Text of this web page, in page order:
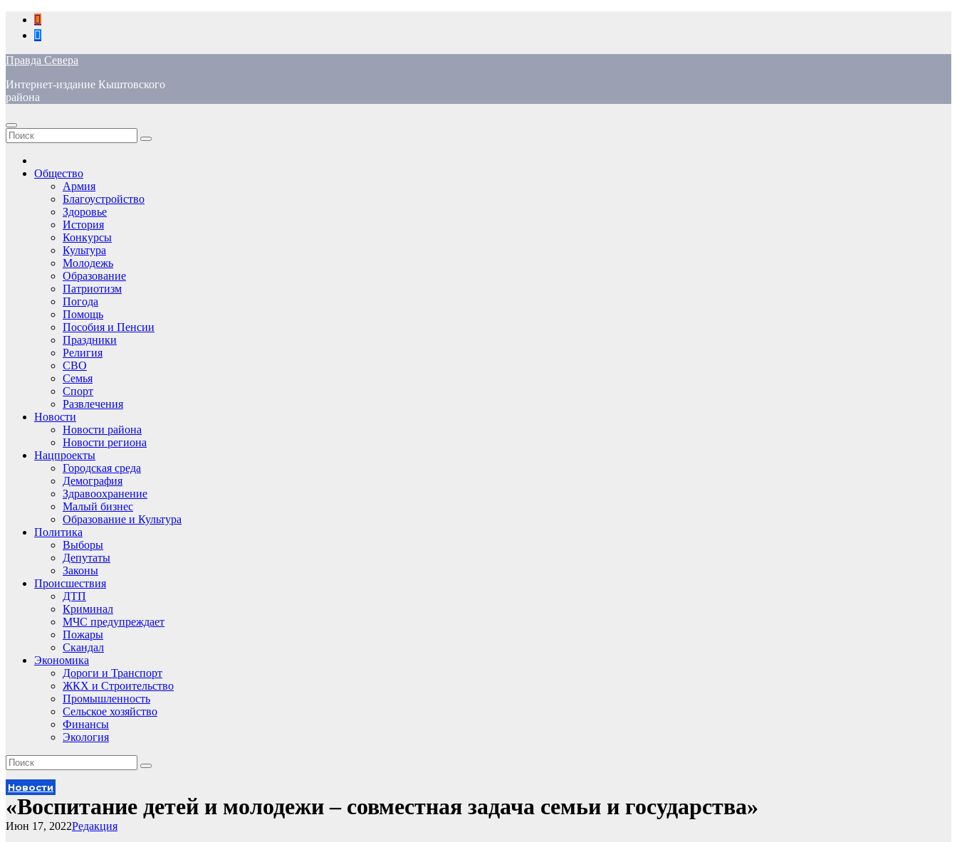
Перейти
содержимому
Правда Севера
Интернет-издание Кыштовского
района
Общество
Армия
Благоустройство
Здоровье
История
Конкурсы
Культура
Молодежь
Образование
Патриотизм
Погода
Помощь
Пособия и Пенсии
Праздники
Религия
СВО
Семья
Спорт
Развлечения
Новости
Новости района
Новости региона
Нацпроекты
Городская среда
Демография
Здравоохранение
Малый бизнес
Образование и Культура
Политика
Выборы
Депутаты
Законы
Происшествия
ДТП
Криминал
МЧС предупреждает
Пожары
Скандал
Экономика
Дороги и Транспорт
ЖКХ и Строительство
Промышленность
Сельское хозяйство
Финансы
Экология
Новости
«Воспитание детей и молодежи – совместная задача семьи и государства»
Редакция
Июн 17, 2022